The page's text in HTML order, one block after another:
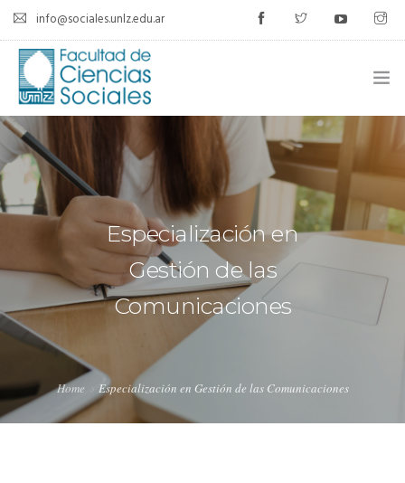
info@sociales.unlz.edu.ar
INICIO
INSTITUCIONAL
CARRERAS
CALENDARIO ACADÉMICO
CÁTEDRAS
ESTUDIANTES
SIU-GUARANÍ
Especialización en
Gestión de las
Comunicaciones
Home Especialización en Gestión de las Comunicaciones